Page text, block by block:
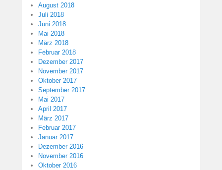
August 2018
Juli 2018
Juni 2018
Mai 2018
März 2018
Februar 2018
Dezember 2017
November 2017
Oktober 2017
September 2017
Mai 2017
April 2017
März 2017
Februar 2017
Januar 2017
Dezember 2016
November 2016
Oktober 2016